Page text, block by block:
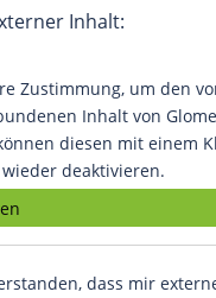
Inhalt:
Zustimmung, um den
Inhalt von
diesen mit einem
deaktivieren.
dass mir